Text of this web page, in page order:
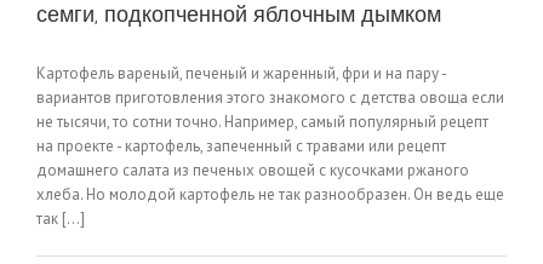
семги, подкопченной яблочным дымком
Картофель вареный, печеный и жаренный, фри и на пару -
вариантов приготовления этого знакомого с детства овоща если
не тысячи, то сотни точно. Например, самый популярный рецепт
на проекте - картофель, запеченный с травами или рецепт
домашнего салата из печеных овощей с кусочками ржаного
хлеба. Но молодой картофель не так разнообразен. Он ведь еще
так [...]